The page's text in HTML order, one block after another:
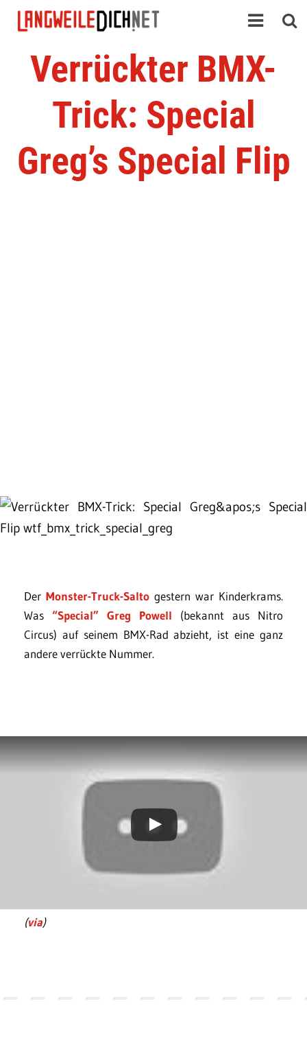
Verrückter BMX-
Trick: Special
Greg’s Special Flip
Der Monster-Truck-Salto gestern war Kinderkrams.
Was “Special” Greg Powell (bekannt aus Nitro
Circus) auf seinem BMX-Rad abzieht, ist eine ganz
andere verrückte Nummer.
(via)